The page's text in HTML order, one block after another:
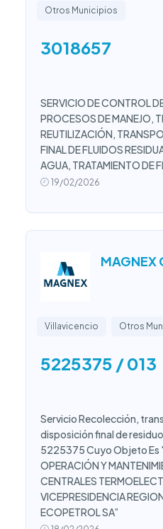
Otros Municipios
3018657
SERVICIO DE CONTROL
PROCESOS DE MANEJO,
REUTILIZACIÓN,
FINAL DE FLUIDOS
AGUA, TRATAMIENTO DE
19/02/2026
MAGNEX
Villavicencio Otros
5225375 / 013
Servicio Recolección,
disposición final de
5225375 Cuyo Objeto Es
OPERACIÓN Y
CENTRALES
VICEPRESIDENCIA
ECOPETROL SA”